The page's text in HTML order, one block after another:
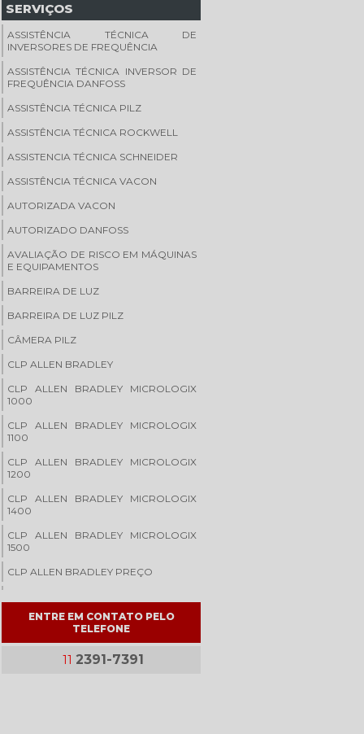
SERVIÇOS
ASSISTÊNCIA TÉCNICA DE
INVERSORES DE FREQUÊNCIA
ASSISTÊNCIA TÉCNICA INVERSOR DE
FREQUÊNCIA DANFOSS
ASSISTÊNCIA TÉCNICA PILZ
ASSISTÊNCIA TÉCNICA ROCKWELL
ASSISTENCIA TÉCNICA SCHNEIDER
ASSISTÊNCIA TÉCNICA VACON
AUTORIZADA VACON
AUTORIZADO DANFOSS
AVALIAÇÃO DE RISCO EM MÁQUINAS
E EQUIPAMENTOS
BARREIRA DE LUZ
BARREIRA DE LUZ PILZ
CÂMERA PILZ
CLP ALLEN BRADLEY
CLP ALLEN BRADLEY MICROLOGIX
1000
CLP ALLEN BRADLEY MICROLOGIX
1100
CLP ALLEN BRADLEY MICROLOGIX
1200
CLP ALLEN BRADLEY MICROLOGIX
1400
CLP ALLEN BRADLEY MICROLOGIX
1500
CLP ALLEN BRADLEY PREÇO
CLP DE SEGURANÇA PILZ
CLP FANUC
ENTRE EM CONTATO PELO
TELEFONE
11 2391-7391